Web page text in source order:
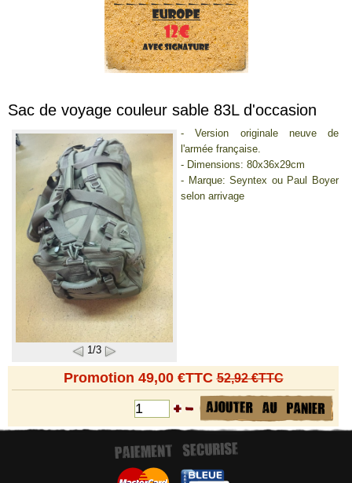
Sac de voyage couleur sable 83L d'occasion
1/3
- Version originale neuve de
l'armée française.
- Dimensions: 80x36x29cm
- Marque: Seyntex ou Paul Boyer
selon arrivage
Promotion 49,00 €TTC52,92 €TTC